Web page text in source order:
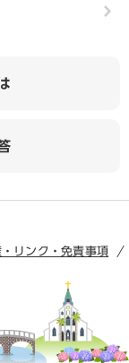
リンク・免責事項